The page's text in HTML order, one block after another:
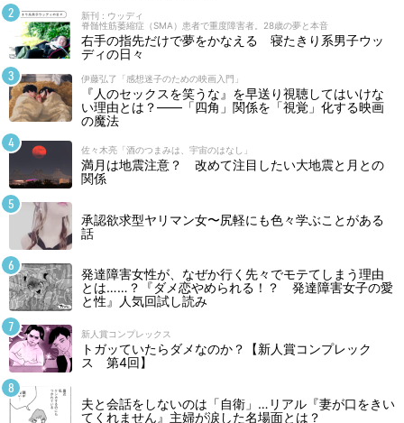
新刊 : ウッディ
脊髄性筋萎縮症（SMA）患者で重度障害者。28歳の夢と本音
右手の指先だけで夢をかなえる 寝たきり系男子ウッ
ディの日々
伊藤弘了「感想迷子のための映画入門」
『人のセックスを笑うな』を早送り視聴してはいけな
い理由とは？――「四角」関係を「視覚」化する映画
の魔法
佐々木亮「酒のつまみは、宇宙のはなし」
満月は地震注意？ 改めて注目したい大地震と月との
関係
承認欲求型ヤリマン女〜尻軽にも色々学ぶことがある
話
発達障害女性が、なぜか行く先々でモテてしまう理由
とは……？『ダメ恋やめられる！？ 発達障害女子の愛
と性』人気回試し読み
新人賞コンプレックス
トガッていたらダメなのか？【新人賞コンプレック
ス 第4回】
夫と会話をしないのは「自衛」…リアル『妻が口をきい
てくれません』主婦が涙した名場面とは？